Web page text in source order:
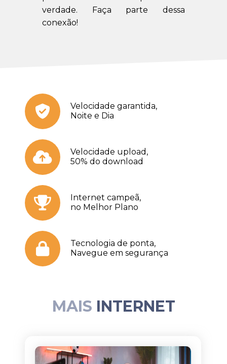
verdade. Faça parte dessa
conexão!
Velocidade garantida,
Noite e Dia
Velocidade upload,
50% do download
Internet campeã,
no Melhor Plano
Tecnologia de ponta,
Navegue em segurança
MAIS INTERNET